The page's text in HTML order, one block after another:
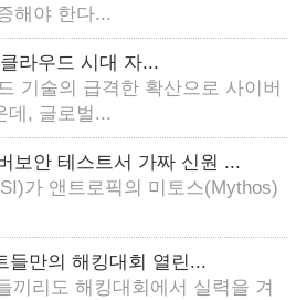
해야 한다...
라우드 시대 자...
기술의 급격한 확산으로 사이버
데, 글로벌...
보안 테스트서 가짜 신원 ...
가 앤트로픽의 미토스(Mythos)
들만의 해킹대회 열린...
끼리도 해킹대회에서 실력을 겨